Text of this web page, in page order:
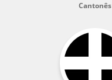
Cantonês